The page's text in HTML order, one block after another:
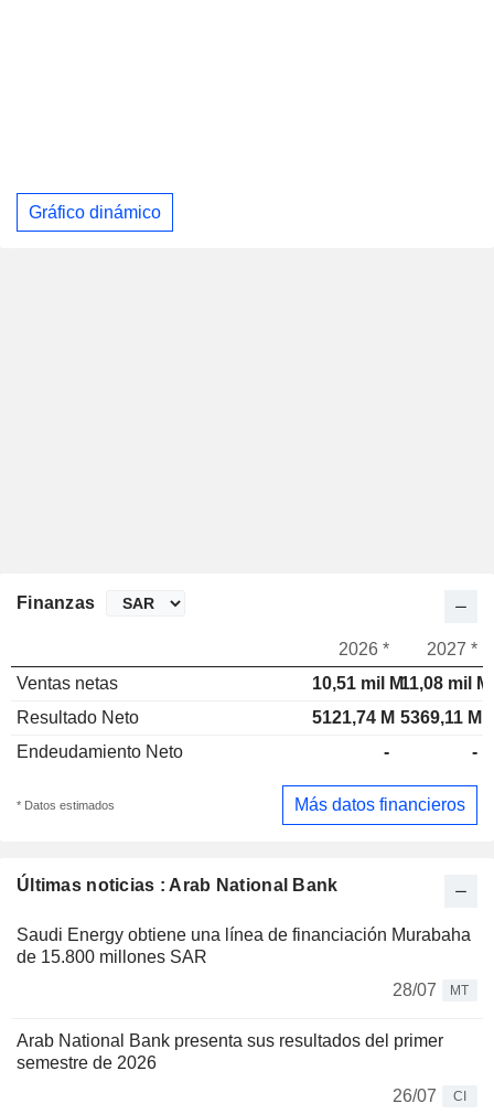
Gráfico dinámico
Últimas noticias : Arab National Bank
Saudi Energy obtiene una línea de financiación Murabaha
de 15.800 millones SAR
28/07
MT
Arab National Bank presenta sus resultados del primer
semestre de 2026
26/07
CI
Finanzas
2026 *
2027 *
Ventas netas
10,51 mil M11,08 mil M
Resultado Neto
5121,74 M 5369,11 M
Endeudamiento Neto
- -
* Datos estimados Más datos financieros